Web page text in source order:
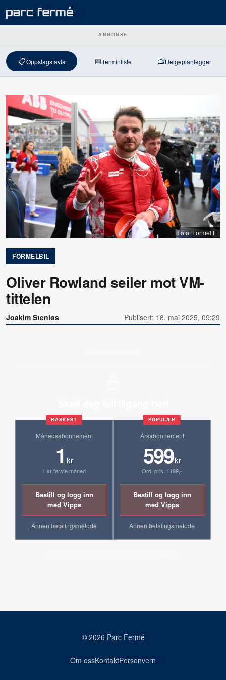
ANNONSE
📋Oppslagstavla 📅Terminliste 📺Helgeplanlegger
Foto: Formel E
FORMELBIL
Oliver Rowland seiler mot VM-
tittelen
Joakim Stenløs Publisert: 18. mai 2025, 09:29
RASKEST
Månedsabonnement
1 kr
1 kr første måned
Bestill og logg inn
med Vipps
Annen betalingsmetode
POPULÆR
Årsabonnement
599kr
Ord. pris: 1199,-
Bestill og logg inn
med Vipps
Annen betalingsmetode
© 2026 Parc Fermé
Om ossKontaktPersonvern